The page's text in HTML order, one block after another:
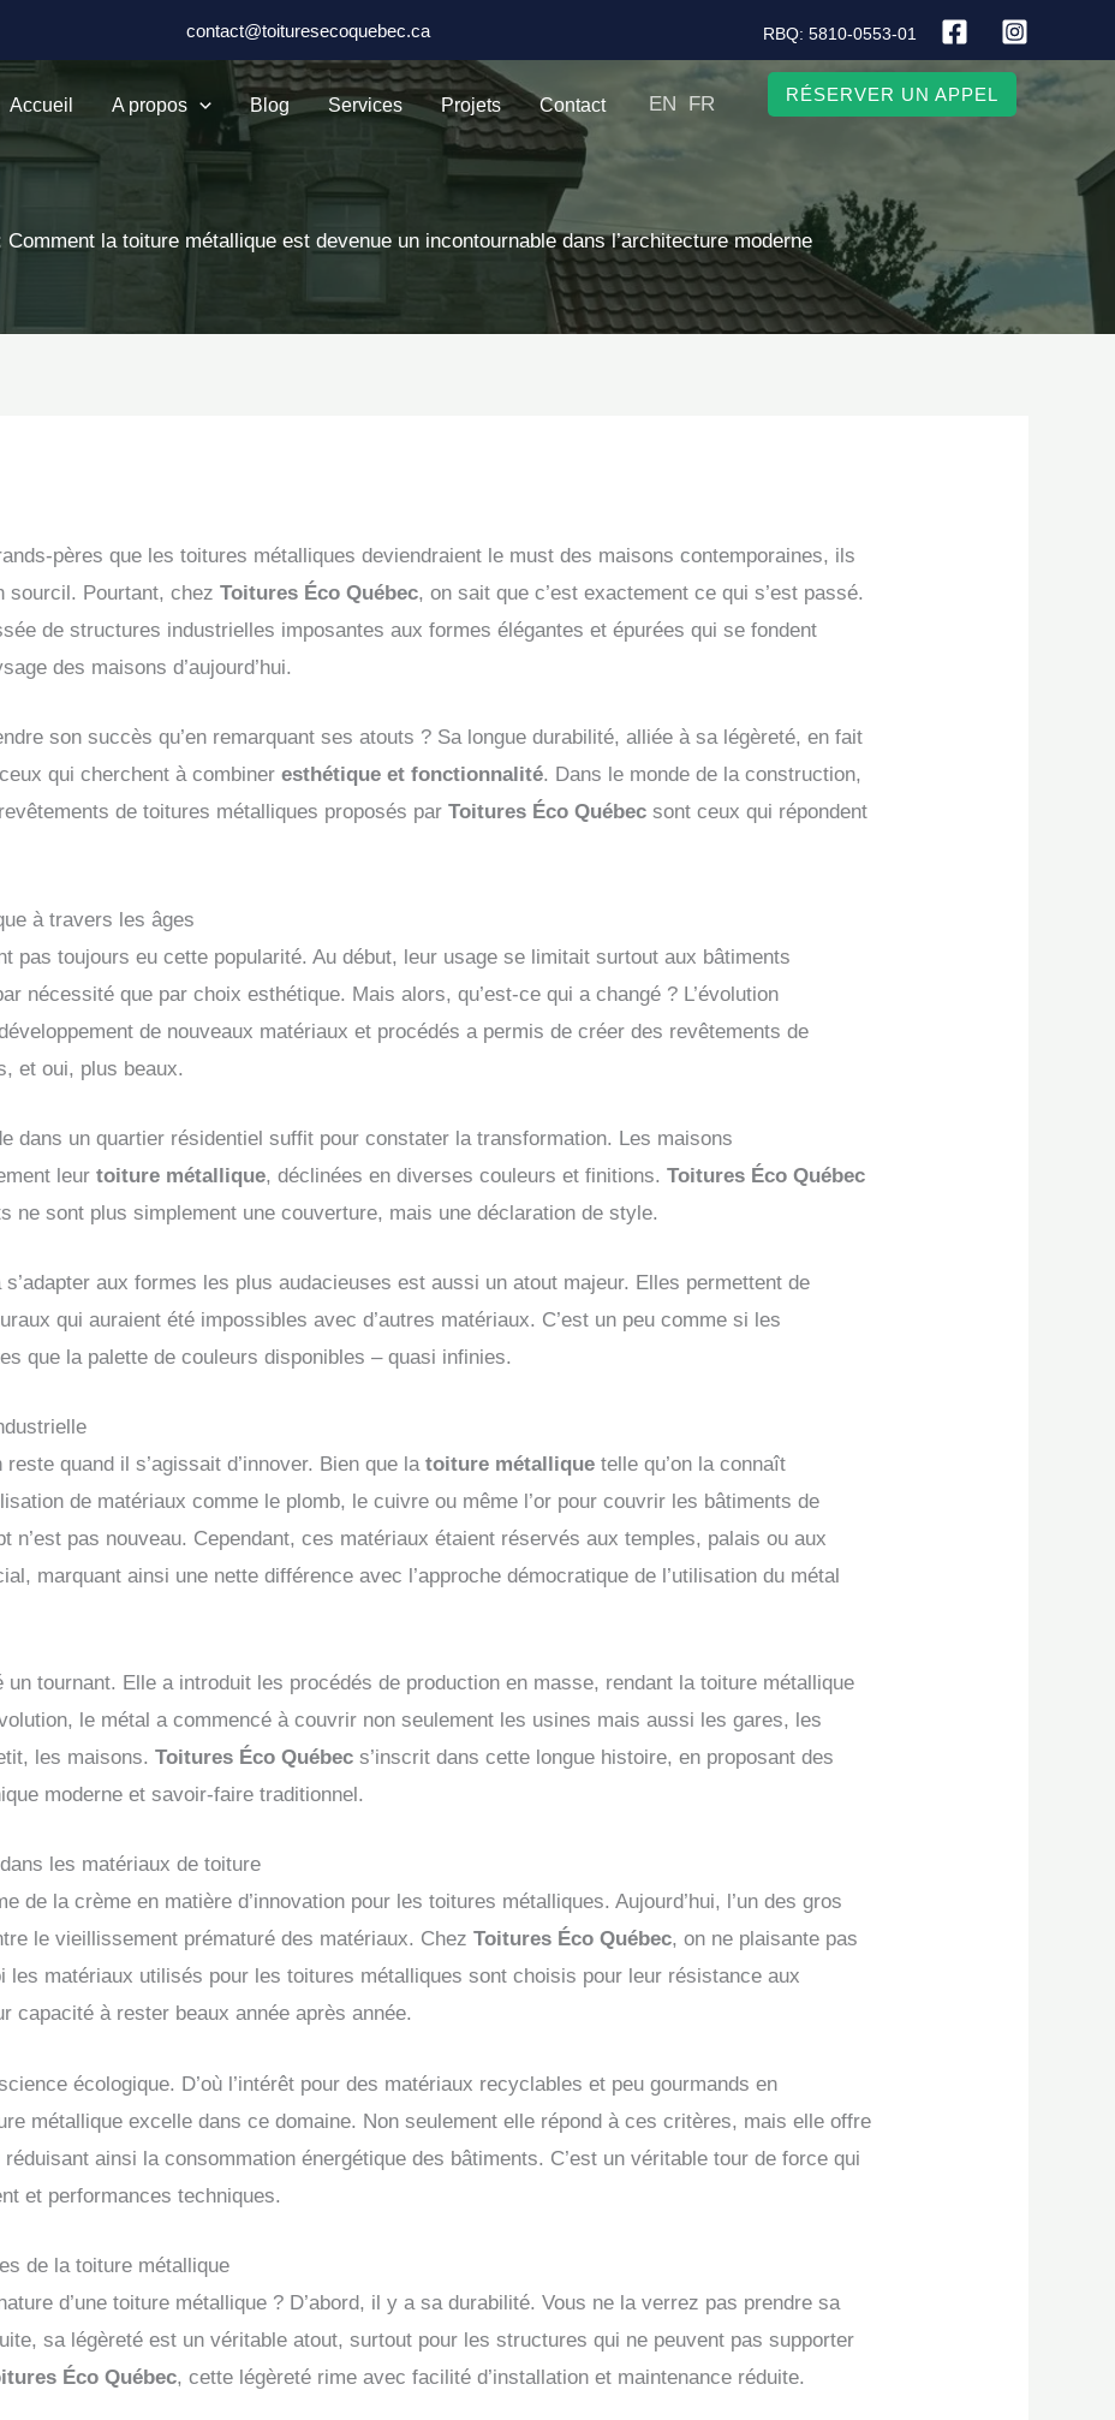
contact@toituresecoquebec.ca RBQ: 5810-0553-01
Accueil A propos Blog Services Projets Contact EN FR RÉSERVER UN APPEL
Comment la toiture métallique est devenue un incontournable dans l’architecture moderne
pères que les toitures métalliques deviendraient le must des maisons contemporaines, ils
sourcil. Pourtant, chezToitures Éco Québec, on sait que c’est exactement ce qui s’est passé.
de structures industrielles imposantes aux formes élégantes et épurées qui se fondent
des maisons d’aujourd’hui.
son succès qu’en remarquant ses atouts ? Sa longue durabilité, alliée à sa légèreté, en fait
qui cherchent à combineresthétique et fonctionnalité. Dans le monde de la construction,
de toitures métalliques proposés parToitures Éco Québec sont ceux qui répondent
à travers les âges
pas toujours eu cette popularité. Au début, leur usage se limitait surtout aux bâtiments
nécessité que par choix esthétique. Mais alors, qu’est-ce qui a changé ? L’évolution
de nouveaux matériaux et procédés a permis de créer des revêtements de
et oui, plus beaux.
dans un quartier résidentiel suffit pour constater la transformation. Les maisons
leurtoiture métallique, déclinées en diverses couleurs et finitions.Toitures Éco Québec
ne sont plus simplement une couverture, mais une déclaration de style.
s’adapter aux formes les plus audacieuses est aussi un atout majeur. Elles permettent de
qui auraient été impossibles avec d’autres matériaux. C’est un peu comme si les
que la palette de couleurs disponibles – quasi infinies.
quand il s’agissait d’innover. Bien que latoiture métalliquetelle qu’on la connaît
de matériaux comme le plomb, le cuivre ou même l’or pour couvrir les bâtiments de
n’est pas nouveau. Cependant, ces matériaux étaient réservés aux temples, palais ou aux
marquant ainsi une nette différence avec l’approche démocratique de l’utilisation du métal
un tournant. Elle a introduit les procédés de production en masse, rendant la toiture métallique
le métal a commencé à couvrir non seulement les usines mais aussi les gares, les
les maisons.Toitures Éco Québec s’inscrit dans cette longue histoire, en proposant des
moderne et savoir-faire traditionnel.
les matériaux de toiture
de la crème en matière d’innovation pour les toitures métalliques. Aujourd’hui, l’un des gros
le vieillissement prématuré des matériaux. ChezToitures Éco Québec, on ne plaisante pas
les matériaux utilisés pour les toitures métalliques sont choisis pour leur résistance aux
capacité à rester beaux année après année.
écologique. D’où l’intérêt pour des matériaux recyclables et peu gourmands en
métallique excelle dans ce domaine. Non seulement elle répond à ces critères, mais elle offre
ainsi la consommation énergétique des bâtiments. C’est un véritable tour de force qui
et performances techniques.
de la toiture métallique
d’une toiture métallique ? D’abord, il y a sa durabilité. Vous ne la verrez pas prendre sa
sa légèreté est un véritable atout, surtout pour les structures qui ne peuvent pas supporter
Éco Québec, cette légèreté rime avec facilité d’installation et maintenance réduite.